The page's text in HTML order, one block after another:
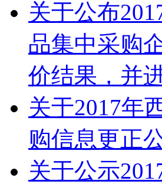
关于公布
品集中采购
价结果，并
关于2017年
购信息更正
关于公示